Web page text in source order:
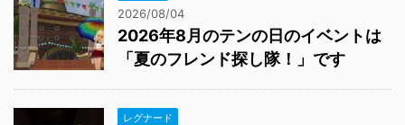
2026/08/04
2026年8月のテンの日のイベントは
「夏のフレンド探し隊！」です
レグナード